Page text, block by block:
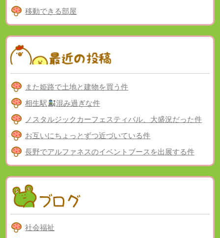
移動できる部屋
また姫路で土地と建物を買う件
相生駅
混み過ぎな件
ノスタルジックカーフェスティバル、大盛況だった件
お互いにちょっとずつ近づいている件
長野でアルファネスのイベントブースを出展する件
社会福祉